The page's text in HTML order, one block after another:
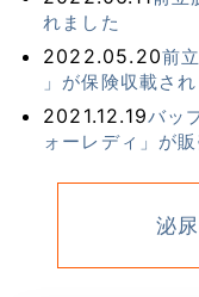
れました
2022.05.20前
」が保険収載さ
2021.12.19バッ
ォーレディ」が
泌